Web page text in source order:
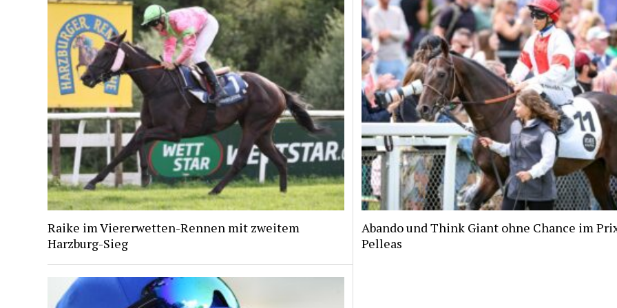
Raike im Viererwetten-Rennen mit zweitem
Harzburg-Sieg
Abando und Think Giant ohne Chance im
Pelleas